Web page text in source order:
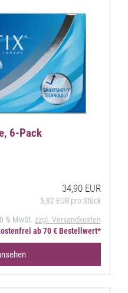
6-Pack
34,90 EUR
5,82 EUR pro Stück
% MwSt. zzgl. Versandkosten
ab 70 € Bestellwert*